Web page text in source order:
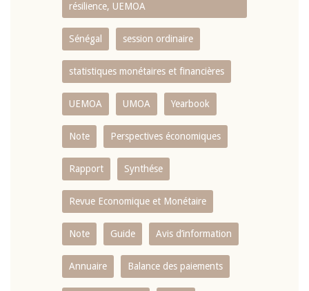
résilience, UEMOA
Sénégal session ordinaire
statistiques monétaires et financières
UEMOA UMOA Yearbook
Note Perspectives économiques
Rapport Synthése
Revue Economique et Monétaire
Note Guide Avis d’information
Annuaire Balance des paiements